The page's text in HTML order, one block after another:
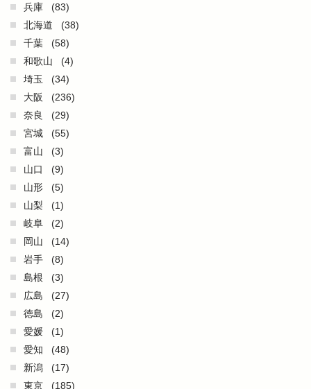
兵庫
(83)
北海道
(38)
千葉
(58)
和歌山
(4)
埼玉
(34)
大阪
(236)
奈良
(29)
宮城
(55)
富山
(3)
山口
(9)
山形
(5)
山梨
(1)
岐阜
(2)
岡山
(14)
岩手
(8)
島根
(3)
広島
(27)
徳島
(2)
愛媛
(1)
愛知
(48)
新潟
(17)
東京
(185)